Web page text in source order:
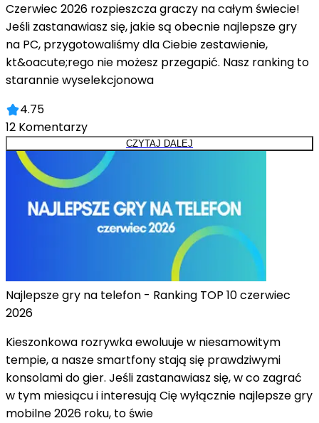
Czerwiec 2026 rozpieszcza graczy na całym świecie!
Jeśli zastanawiasz się, jakie są obecnie najlepsze gry
na PC, przygotowaliśmy dla Ciebie zestawienie,
kt&oacute;rego nie możesz przegapić. Nasz ranking to
starannie wyselekcjonowa
4.75
12 Komentarzy
CZYTAJ DALEJ
Najlepsze gry na telefon - Ranking TOP 10 czerwiec
2026
Kieszonkowa rozrywka ewoluuje w niesamowitym
tempie, a nasze smartfony stają się prawdziwymi
konsolami do gier. Jeśli zastanawiasz się, w co zagrać
w tym miesiącu i interesują Cię wyłącznie najlepsze gry
mobilne 2026 roku, to świe